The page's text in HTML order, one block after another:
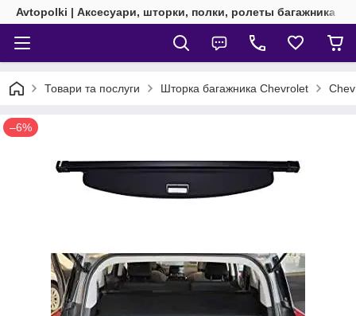
Avtopolki | Аксесуари, шторки, полки, ролеты багажника
Товари та послуги Шторка багажника Chevrolet
–6%